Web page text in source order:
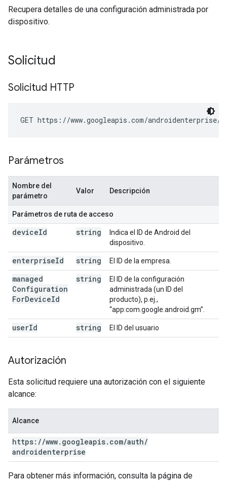
Recupera detalles de una configuración administrada por
dispositivo.
Solicitud
Solicitud HTTP
GET https://www.googleapis.com/androidenterprise/
Parámetros
Nombre del
parámetro
Valor Descripción
Parámetros de ruta de acceso
deviceId string
Indica el ID de Android del
dispositivo.
enterpriseId string El ID de la empresa.
managed
Configuration
ForDeviceId
string
El ID de la configuración
administrada (un ID del
producto), p.ej.,
“app:com.google.android.gm”.
userId string El ID del usuario
Autorización
Esta solicitud requiere una autorización con el siguiente
alcance:
Alcance
https: //www. googleapis. com/auth/
androidenterprise
Para obtener más información, consulta la página de